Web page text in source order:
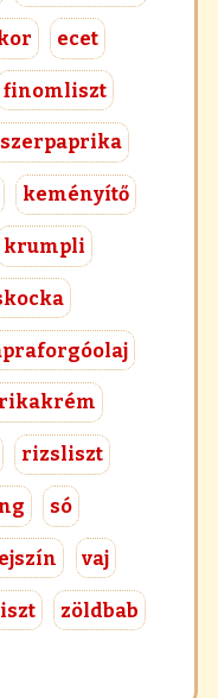
ecet
finomliszt
keményítő
krumpli
rizsliszt
só
vaj
zöldbab